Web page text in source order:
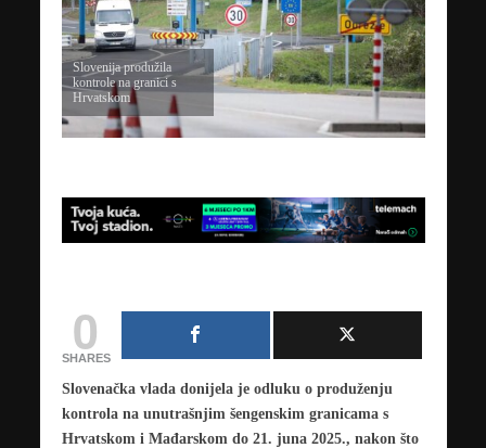
Slovenija produžila
kontrole na granici s
Hrvatskom
0
SHARES
Slovenačka vlada donijela je odluku o produženju
kontrola na unutrašnjim šengenskim granicama s
Hrvatskom i Mađarskom do 21. juna 2025., nakon što